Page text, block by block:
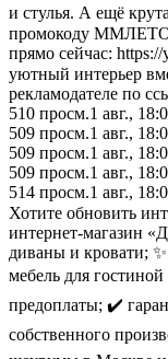
и стулья. А ещё
промокоду ММЛЕТО
прямо сейчас:
уютный интерьер
рекламодателе по
510 просм.1 авг.,
509 просм.1 авг.,
509 просм.1 авг.,
509 просм.1 авг.,
514 просм.1 авг.,
Хотите обновить
интернет‑магазин
диваны и кровати;
мебель для
предоплаты; ✔️
собственного